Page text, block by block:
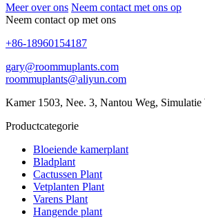
Meer over ons Neem contact met ons op
Neem contact op met ons
+86-18960154187
gary@roommuplants.com
roommuplants@aliyun.com
Kamer 1503, Nee. 3, Nantou Weg,
Productcategorie
Bloeiende kamerplant
Bladplant
Cactussen Plant
Vetplanten Plant
Varens Plant
Hangende plant